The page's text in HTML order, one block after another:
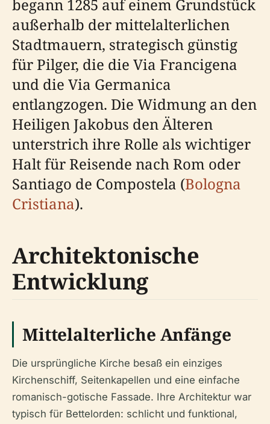
begann 1285 auf einem Grundstück
außerhalb der mittelalterlichen
Stadtmauern, strategisch günstig
für Pilger, die die Via Francigena
und die Via Germanica
entlangzogen. Die Widmung an den
Heiligen Jakobus den Älteren
unterstrich ihre Rolle als wichtiger
Halt für Reisende nach Rom oder
Santiago de Compostela (Bologna
Cristiana).
Architektonische
Entwicklung
Mittelalterliche Anfänge
Die ursprüngliche Kirche besaß ein einziges
Kirchenschiff, Seitenkapellen und eine einfache
romanisch-gotische Fassade. Ihre Architektur war
typisch für Bettelorden: schlicht und funktional,